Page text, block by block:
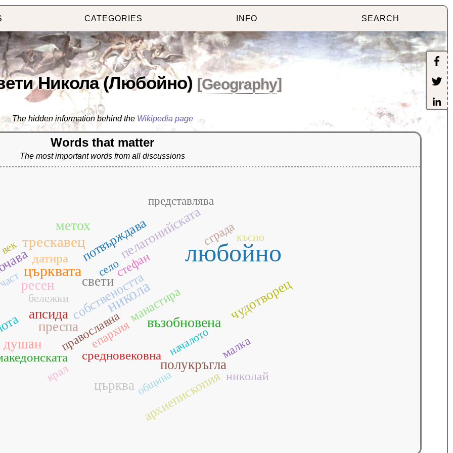
CATEGORIES INFO SEARCH
Никола (Любойно) [Geography]
The hidden information behind the Wikipedia page
Words that matter
The most important words from all discussions
любойно
никола
църквата
трескавец
възобновена
метох
апсида
душан
пелагонийската
полукръгла
преспа
ресен свети
църква
чудотворец
архиепископия
потвърждава
собствеността
датира
манастира
средновековна
епархия малка
николай
православна
сграда
стефан
крал
представлява
бележки
век
късно
началото
община
село